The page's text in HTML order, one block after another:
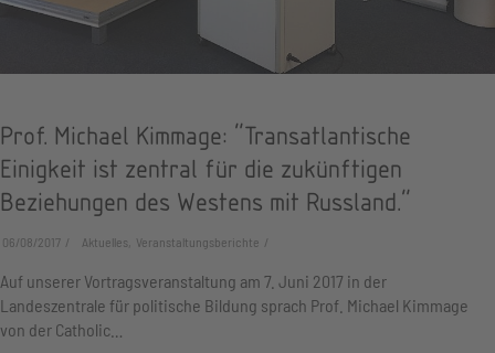
Prof. Michael Kimmage: "Transatlantische
Einigkeit ist zentral für die zukünftigen
Beziehungen des Westens mit Russland."
06/08/2017 Aktuelles, Veranstaltungsberichte
Auf unserer Vortragsveranstaltung am 7. Juni 2017 in der
Landeszentrale für politische Bildung sprach Prof. Michael Kimmage
von der Catholic…